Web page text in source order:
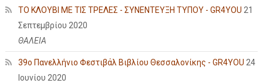
ΤΟ ΚΛΟΥΒΙ ΜΕ ΤΙΣ ΤΡΕΛΕΣ - ΣΥΝΕΝΤΕΥΞΗ ΤΥΠΟΥ - GR4YOU 21
Σεπτεμβρίου 2020
ΘΑΛΕΙΑ
39ο Πανελλήνιο Φεστιβάλ Βιβλίου Θεσσαλονίκης - GR4YOU 24
Ιουνίου 2020